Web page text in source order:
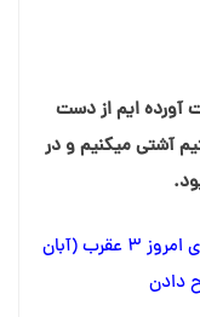
آورده ایم از دست
آشتی میکنیم و در
فقط برای امروز ۳ عقرب (آبان
دادن